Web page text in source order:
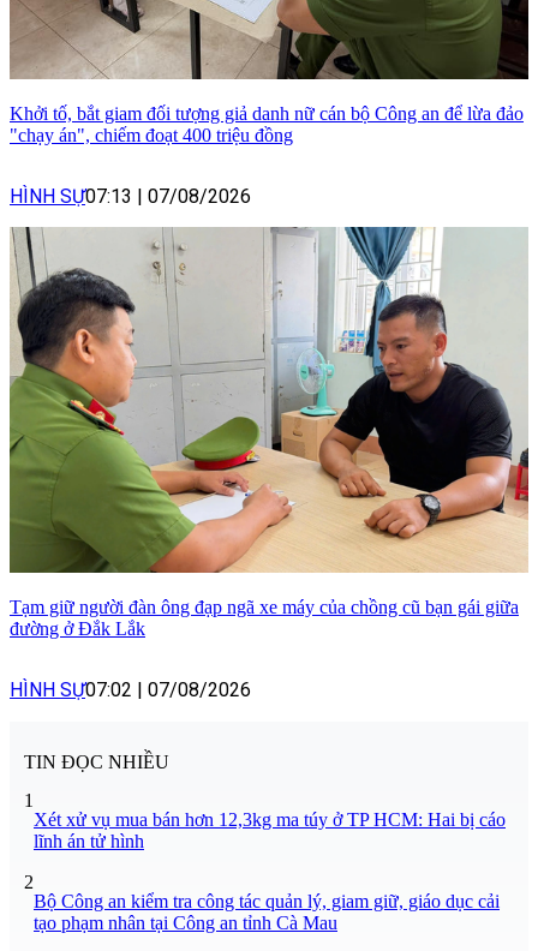
Khởi tố, bắt giam đối tượng giả danh nữ cán bộ Công an để lừa đảo
"chạy án", chiếm đoạt 400 triệu đồng
HÌNH SỰ07:13 | 07/08/2026
Tạm giữ người đàn ông đạp ngã xe máy của chồng cũ bạn gái giữa
đường ở Đắk Lắk
HÌNH SỰ07:02 | 07/08/2026
TIN ĐỌC NHIỀU
1
Xét xử vụ mua bán hơn 12,3kg ma túy ở TP HCM: Hai bị cáo
lĩnh án tử hình
2
Bộ Công an kiểm tra công tác quản lý, giam giữ, giáo dục cải
tạo phạm nhân tại Công an tỉnh Cà Mau